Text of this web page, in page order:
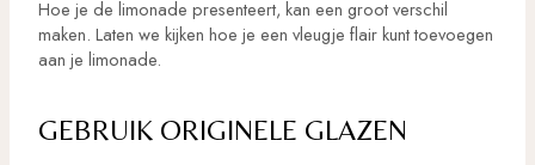
Hoe je de limonade presenteert, kan een groot verschil
maken. Laten we kijken hoe je een vleugje flair kunt toevoegen
aan je limonade.
GEBRUIK ORIGINELE GLAZEN